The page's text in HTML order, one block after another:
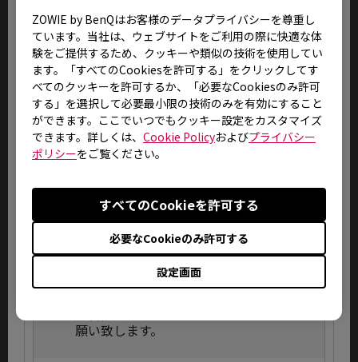
ZOWIE by BenQはお客様のデータプライバシーを尊重し
ています。当社は、ウェブサイトをご利用の際に快適な体
験をご提供するため、クッキーや類似の技術を使用してい
ます。「すべてのCookiesを許可する」をクリックしてす
べてのクッキーを許可するか、「必要なCookiesのみ許可
する」を選択して必要最小限の技術のみを有効にすること
ができます。ここでいつでもクッキー設定をカスタマイズ
できます。詳しくは、 Cookie Policyおよびプライバシー
ポリシーをご覧ください。
設定画面
必要なCookieのみ許可する
すべてのCookieを許可する
9.
液晶パネルは極めて精密度の高い技術で
製造されておりますが、製造上の物理的
な限界により、画面中に常時点灯、ある
いは不点灯の画素(ドット抜け)が発生する
場合がございます。これは弊社規定内品質
として出荷させていただいておりますの
で、修理・交換対象外とさせていただい
ております。
10.
誤動作や故障、または修理の際には、本
体の記憶装置に記録されたお客様のデー
タやインストールされたアプリケーショ
ンが消去される場合がありますが、これ
による損害については、弊社はその責任
を一切負いませんので、あらかじめご了
承ください。お客様が作成されました大
願い致します。